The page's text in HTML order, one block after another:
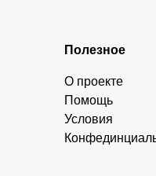
Полезное
О проекте
Помощь
Условия